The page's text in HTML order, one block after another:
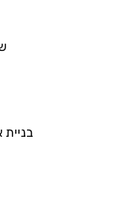
בניית